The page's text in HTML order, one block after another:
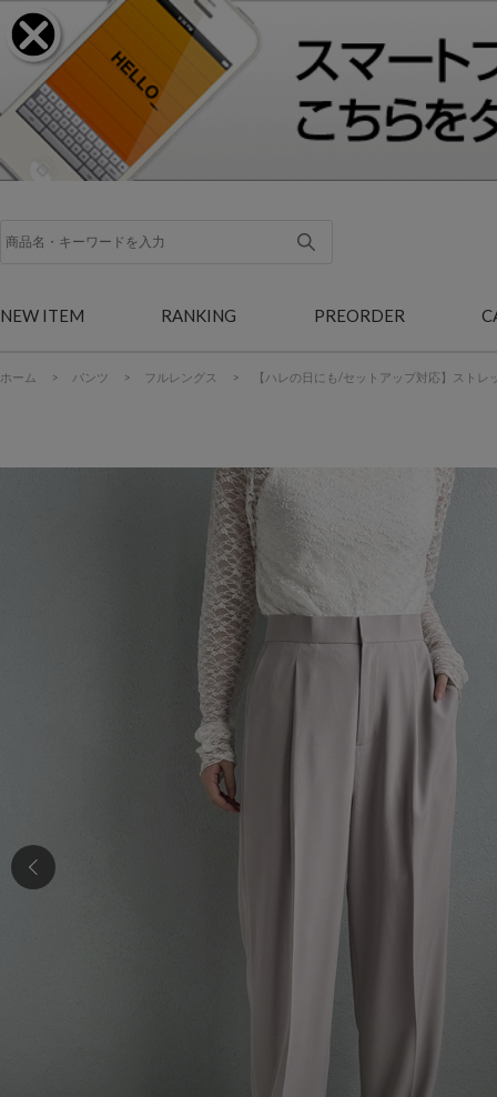
NEW ITEM RANKING PREORDER
ホーム > パンツ > フルレングス > 【ハレの日にも/セットアップ対応】ストレ